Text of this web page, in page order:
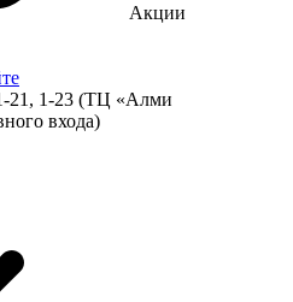
Акции
21, 1-23 (ТЦ «Алми
входа)